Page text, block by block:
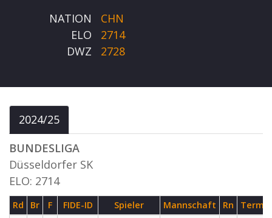
NATION
CHN
ELO
2714
DWZ
2728
2024/25
BUNDESLIGA
Düsseldorfer SK
ELO: 2714
Rd Br F FIDE-ID Spieler Mannschaft Rn
Termin